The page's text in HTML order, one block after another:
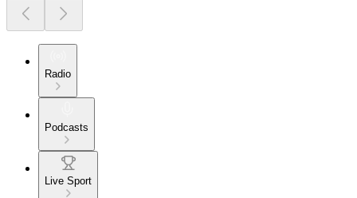
Radio
Podcasts
Live Sport